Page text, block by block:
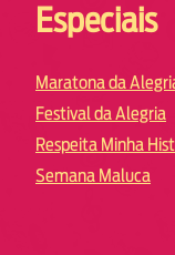
Especiais
Maratona da
Festival da Alegria
Respeita Minha
Semana Maluca